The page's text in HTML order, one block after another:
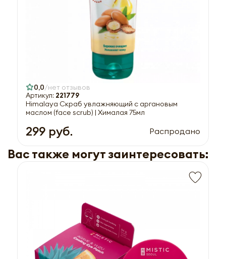
0,0 нет отзывов
Артикул: 221779
Himalaya Скраб увлажняющий с аргановым
маслом (face scrub) | Хималая 75мл
299 руб. Распродано
Вас также могут заинтересовать: